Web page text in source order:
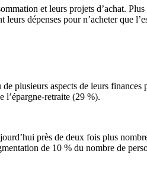
et leurs projets d’achat.
dépenses pour n’acheter que
plusieurs aspects de leurs finances
l’épargne-retraite (29 %).
près de deux fois plus
de 10 % du nombre de